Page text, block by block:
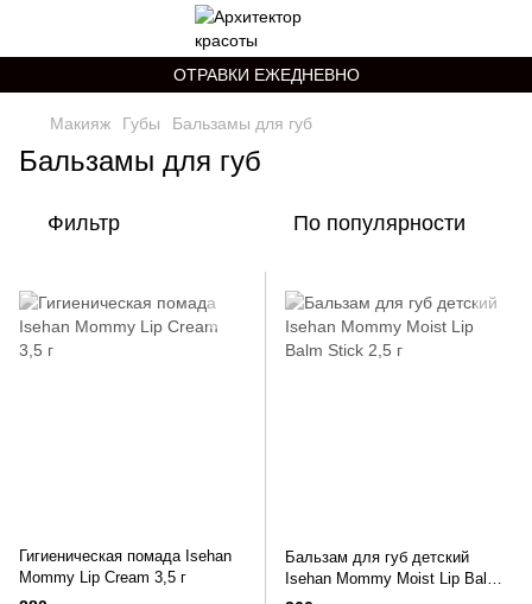
ОТРАВКИ ЕЖЕДНЕВНО
Макияж Губы Бальзамы для губ
Бальзамы для губ
Фильтр По популярности
Гигиеническая помада Isehan
Mommy Lip Cream 3,5 г
Бальзам для губ детский
Isehan Mommy Moist Lip Balm
Stick 2,5 г